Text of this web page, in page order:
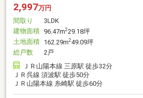
2,997万円
間取り
3LDK
建物面積 96.47m229.18坪
土地面積 162.29m249.09坪
総戸数
2戸
ＪＲ山陽本線 三原駅 徒歩32分
ＪＲ呉線 須波駅 徒歩50分
ＪＲ山陽本線 糸崎駅 徒歩60分